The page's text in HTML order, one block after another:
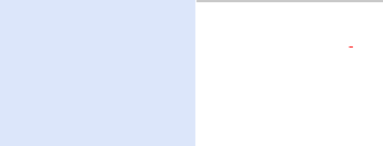
-